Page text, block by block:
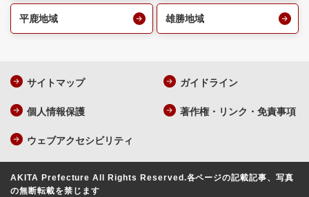
平鹿地域 雄勝地域
サイトマップ ガイドライン
個人情報保護 著作権・リンク・免責事項
ウェブアクセシビリティ
AKITA Prefecture All Rights Reserved.各ページの記載記事、写真
の無断転載を禁じます